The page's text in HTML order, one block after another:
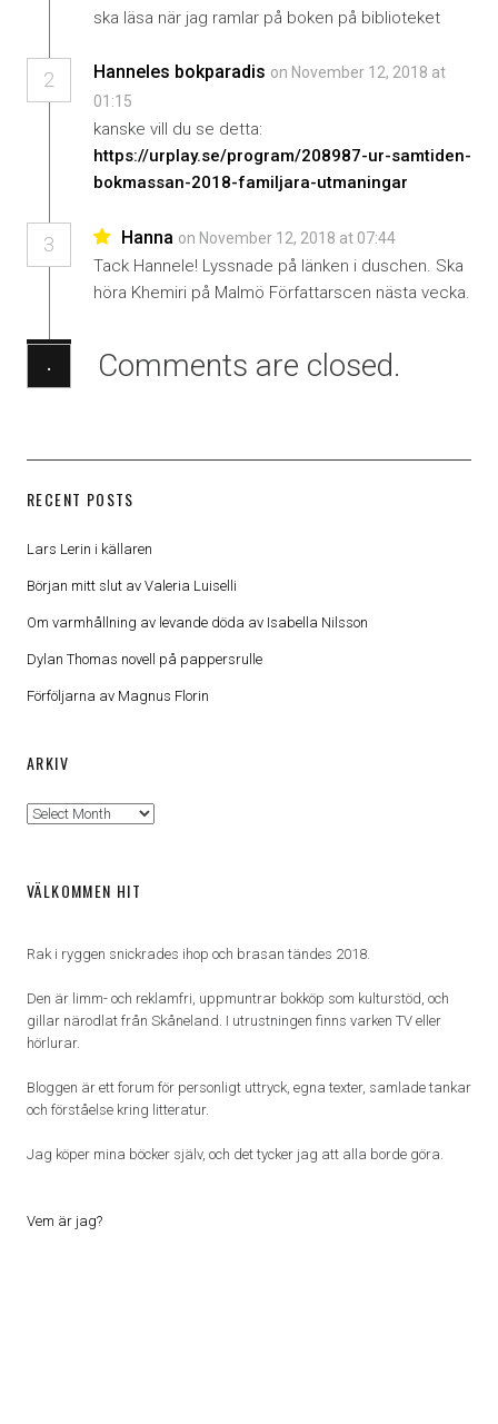
ska läsa när jag ramlar på boken på biblioteket
2 Hanneles bokparadis on November 12, 2018 at
01:15
kanske vill du se detta:
https://urplay.se/program/208987-ur-samtiden-
bokmassan-2018-familjara-utmaningar
3 Hanna on November 12, 2018 at 07:44
Tack Hannele! Lyssnade på länken i duschen. Ska
höra Khemiri på Malmö Författarscen nästa vecka.
· Comments are closed.
RECENT POSTS
Lars Lerin i källaren
Början mitt slut av Valeria Luiselli
Om varmhållning av levande döda av Isabella Nilsson
Dylan Thomas novell på pappersrulle
Förföljarna av Magnus Florin
ARKIV
Arkiv
VÄLKOMMEN HIT
Rak i ryggen snickrades ihop och brasan tändes 2018.
Den är limm- och reklamfri, uppmuntrar bokköp som kulturstöd, och
gillar närodlat från Skåneland. I utrustningen finns varken TV eller
hörlurar.
Bloggen är ett forum för personligt uttryck, egna texter, samlade tankar
och förståelse kring litteratur.
Jag köper mina böcker själv, och det tycker jag att alla borde göra.
Vem är jag?